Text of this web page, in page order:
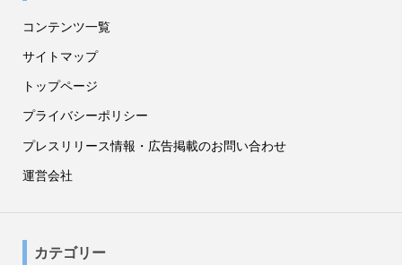
コンテンツ一覧
サイトマップ
トップページ
プライバシーポリシー
プレスリリース情報・広告掲載のお問い合わせ
運営会社
カテゴリー